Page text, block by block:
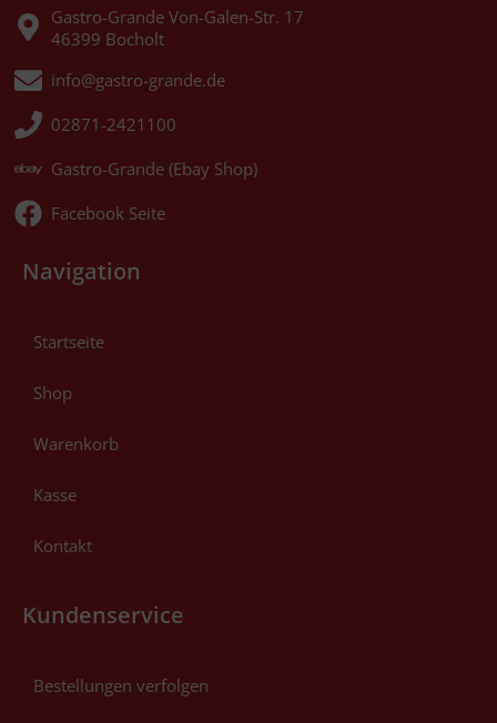
Gastro-Grande Von-Galen-Str. 17
46399 Bocholt
info@gastro-grande.de
02871-2421100
Gastro-Grande (Ebay Shop)
Facebook Seite
Navigation
Startseite
Shop
Warenkorb
Kasse
Kontakt
Kundenservice
Bestellungen verfolgen